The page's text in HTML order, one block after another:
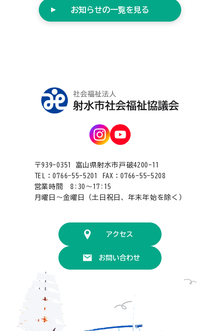
お知らせの一覧を見る
〒939-0351 富山県射水市戸破4200-11
TEL：0766-55-5201 FAX：0766-55-5208
営業時間 8:30〜17:15
月曜日〜金曜日（土日祝日、年末年始を除く）
アクセス
お問い合わせ